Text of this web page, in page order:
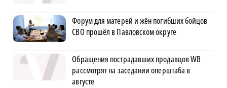
Форум для матерей и жён погибших бойцов
СВО прошёл в Павловском округе
Обращения пострадавших продавцов WB
рассмотрят на заседании оперштаба в
августе